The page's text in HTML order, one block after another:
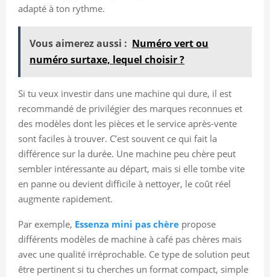
adapté à ton rythme.
Vous aimerez aussi : Numéro vert ou
numéro surtaxe, lequel choisir ?
Si tu veux investir dans une machine qui dure, il est
recommandé de privilégier des marques reconnues et
des modèles dont les pièces et le service après-vente
sont faciles à trouver. C’est souvent ce qui fait la
différence sur la durée. Une machine peu chère peut
sembler intéressante au départ, mais si elle tombe vite
en panne ou devient difficile à nettoyer, le coût réel
augmente rapidement.
Par exemple, Essenza mini pas chère propose
différents modèles de machine à café pas chères mais
avec une qualité irréprochable. Ce type de solution peut
être pertinent si tu cherches un format compact, simple